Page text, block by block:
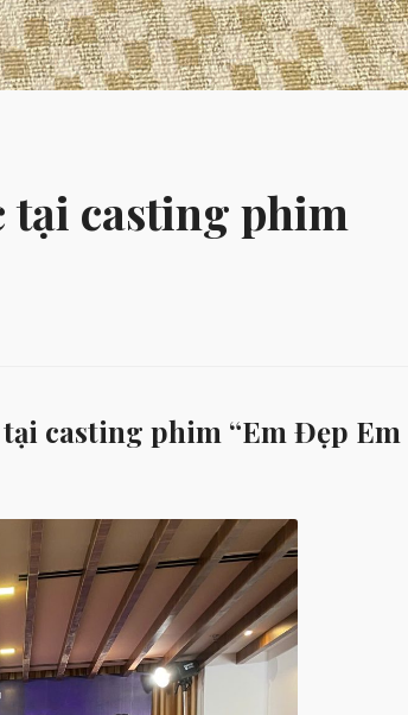
tại casting phim
casting phim “Em Đẹp Em